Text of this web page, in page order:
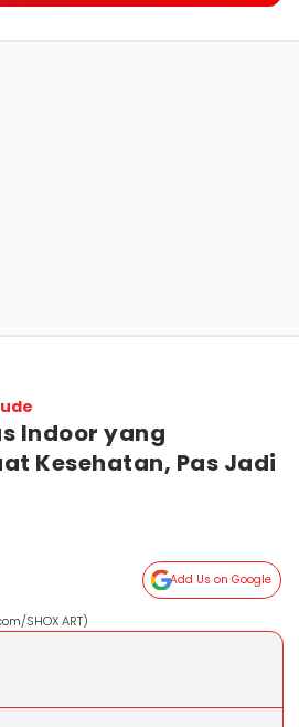
Indoor yang
Kesehatan, Pas Jadi
Add Us on Google
SHOX ART)